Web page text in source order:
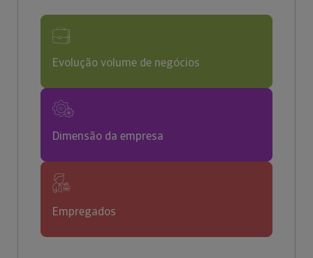
Evolução volume de negócios
Dimensão da empresa
Empregados